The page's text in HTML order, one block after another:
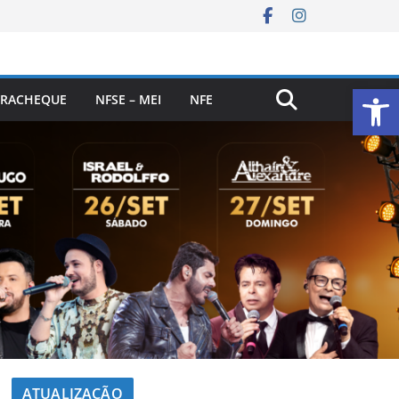
NFSE – MEI NFE
ATUALIZAÇÃO